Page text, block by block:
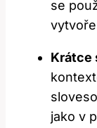
se
Krátce
jako ‌v